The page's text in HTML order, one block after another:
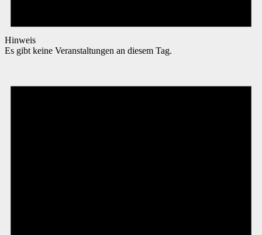
Hinweis
Es gibt keine Veranstaltungen an diesem Tag.